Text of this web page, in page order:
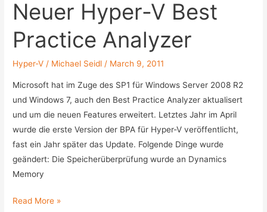
für
Microsoft
Data
Protection
Manager
Neuer Hyper-V Best
Practice Analyzer
Hyper-V / Michael Seidl / March 9, 2011
Microsoft hat im Zuge des SP1 für Windows Server 2008 R2
und Windows 7, auch den Best Practice Analyzer aktualisert
und um die neuen Features erweitert. Letztes Jahr im April
wurde die erste Version der BPA für Hyper-V veröffentlicht,
fast ein Jahr später das Update. Folgende Dinge wurde
geändert: Die Speicherüberprüfung wurde an Dynamics
Memory
Neuer
Read More »